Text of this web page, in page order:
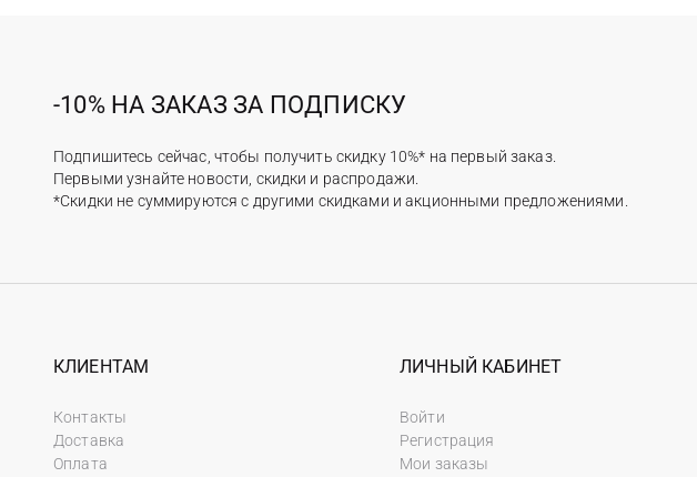
-10% НА ЗАКАЗ ЗА ПОДПИСКУ
Подпишитесь сейчас, чтобы получить скидку 10%* на первый заказ.
Первыми узнайте новости, скидки и распродажи.
*Скидки не суммируются с другими скидками и акционными предложениями.
КЛИЕНТАМ
Контакты
Доставка
Оплата
ЛИЧНЫЙ КАБИНЕТ
Войти
Регистрация
Мои заказы